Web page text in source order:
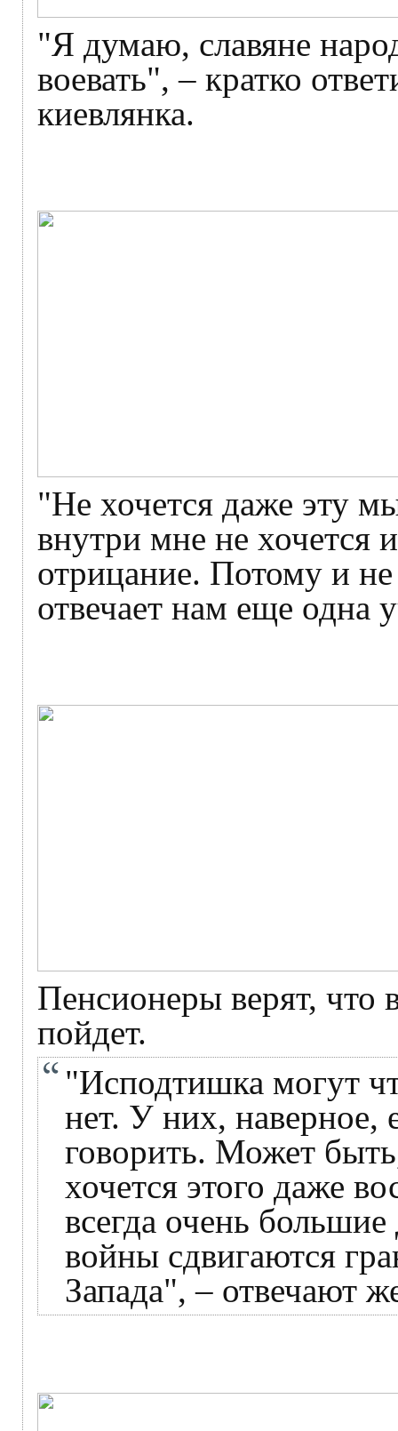
"Я думаю, славяне
воевать", – кратко
киевлянка.
"Не хочется даже эту
внутри мне не хочется
отрицание. Потому и
отвечает нам еще одна
Пенсионеры верят, что
пойдет.
"Исподтишка могут
нет. У них, наверное,
говорить. Может
хочется этого даже
всегда очень
войны сдвигаются
Запада", – отвечают